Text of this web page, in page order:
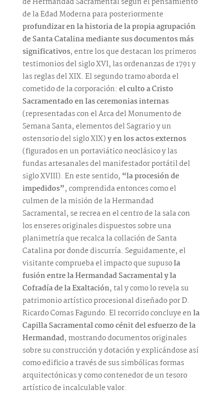
de la Edad Moderna para posteriormente
profundizar en la historia de la propia agrupación
de Santa Catalina mediante sus documentos más
significativos, entre los que destacan los primeros
testimonios del siglo XVI, las ordenanzas de 1791 y
las reglas del XIX. El segundo tramo aborda el
cometido de la corporación: el culto a Cristo
Sacramentado en las ceremonias internas
(representadas con el Arca del Monumento de
Semana Santa, elementos del Sagrario y un
ostensorio del siglo XIX)y en los actos externos
(figurados en un portaviático neoclásico y las
fundas artesanales del manifestador portátil del
siglo XVIII). En este sentido, “la procesión de
impedidos”, comprendida entonces como el
culmen de la misión de la Hermandad
Sacramental, se recrea en el centro de la sala con
los enseres originales dispuestos sobre una
planimetría que recalca la collación de Santa
Catalina por donde discurría. Seguidamente, el
visitante comprueba el impacto que supusola
fusión entre la Hermandad Sacramental y la
Cofradía de la Exaltación, tal y como lo revela su
patrimonio artístico procesional diseñado por D.
Ricardo Comas Fagundo. El recorrido concluye enla
Capilla Sacramental como cénit del esfuerzo de la
Hermandad, mostrando documentos originales
sobre su construcción y dotación y explicándose así
como edificio a través de sus simbólicas formas
arquitectónicas y como contenedor de un tesoro
artístico de incalculable valor.